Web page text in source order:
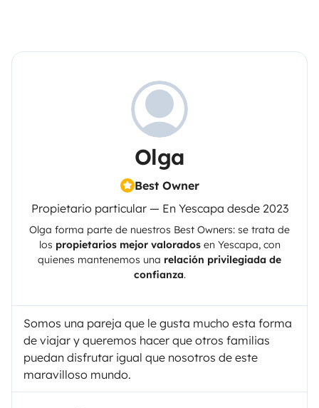
Olga
Best Owner
Propietario particular — En Yescapa desde 2023
Olga forma parte de nuestros Best Owners: se trata de
los propietarios mejor valoradosen Yescapa, con
quienes mantenemos una relación privilegiada de
confianza.
Somos una pareja que le gusta mucho esta forma
de viajar y queremos hacer que otros familias
puedan disfrutar igual que nosotros de este
maravilloso mundo.